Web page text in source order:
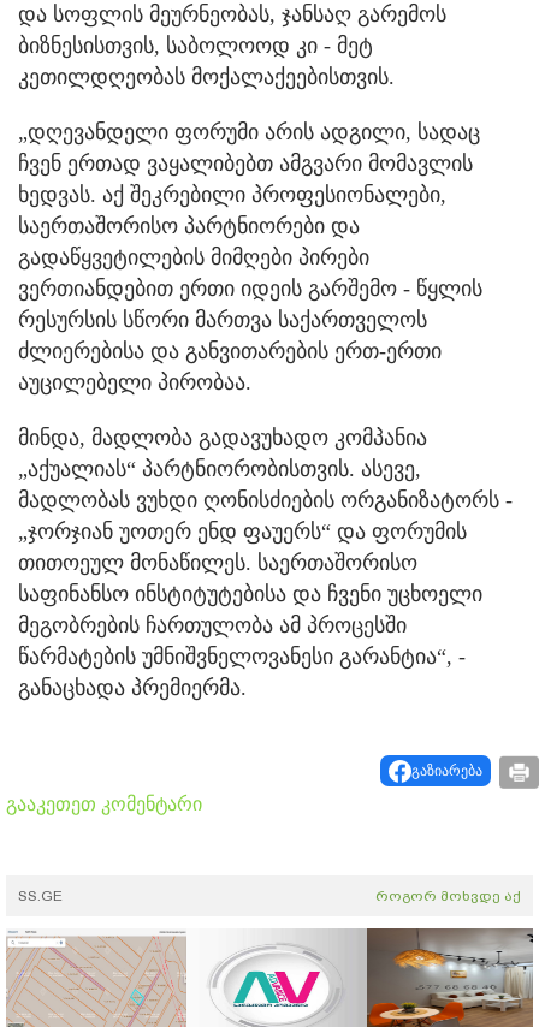
და სოფლის მეურნეობას, ჯანსაღ გარემოს
ბიზნესისთვის, საბოლოოდ კი - მეტ
კეთილდღეობას მოქალაქეებისთვის.
„დღევანდელი ფორუმი არის ადგილი, სადაც
ჩვენ ერთად ვაყალიბებთ ამგვარი მომავლის
ხედვას. აქ შეკრებილი პროფესიონალები,
საერთაშორისო პარტნიორები და
გადაწყვეტილების მიმღები პირები
ვერთიანდებით ერთი იდეის გარშემო - წყლის
რესურსის სწორი მართვა საქართველოს
ძლიერებისა და განვითარების ერთ-ერთი
აუცილებელი პირობაა.
მინდა, მადლობა გადავუხადო კომპანია
„აქუალიას“ პარტნიორობისთვის. ასევე,
მადლობას ვუხდი ღონისძიების ორგანიზატორს -
„ჯორჯიან უოთერ ენდ ფაუერს“ და ფორუმის
თითოეულ მონაწილეს. საერთაშორისო
საფინანსო ინსტიტუტებისა და ჩვენი უცხოელი
მეგობრების ჩართულობა ამ პროცესში
წარმატების უმნიშვნელოვანესი გარანტია“, -
განაცხადა პრემიერმა.
გაზიარება
გააკეთეთ კომენტარი
SS.GE როგორ მოხვდე აქ